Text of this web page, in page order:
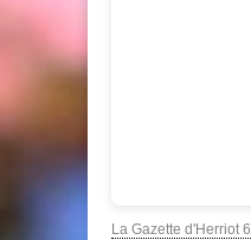
La Gazette d'Herriot 6